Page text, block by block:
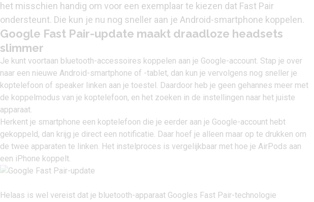
het misschien handig om voor een exemplaar te kiezen dat Fast Pair
ondersteunt. Die kun je nu nog sneller aan je Android-smartphone koppelen.
Google Fast Pair-update maakt draadloze headsets
slimmer
Je kunt voortaan bluetooth-accessoires koppelen aan je Google-account. Stap je over
naar een nieuwe Android-smartphone of -tablet, dan kun je vervolgens nog sneller je
koptelefoon of speaker linken aan je toestel. Daardoor heb je geen gehannes meer met
de koppelmodus van je koptelefoon, en het zoeken in de instellingen naar het juiste
apparaat.
Herkent je smartphone een koptelefoon die je eerder aan je Google-account hebt
gekoppeld, dan krijg je direct een notificatie. Daar hoef je alleen maar op te drukken om
de twee apparaten te linken. Het instelproces is vergelijkbaar met hoe je AirPods aan
een iPhone koppelt.
Helaas is wel vereist dat je bluetooth-apparaat Googles Fast Pair-technologie